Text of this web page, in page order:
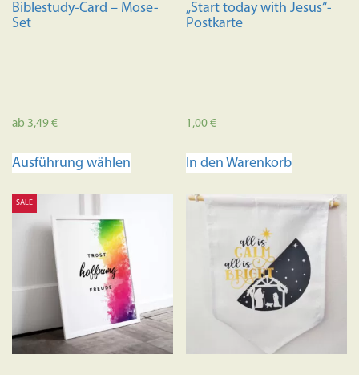
Biblestudy-Card – Mose-
Set
ab 3,49€
Ausführung wählen
Die
Optionen
können
auf
der
„Start today with Jesus“-
Postkarte
1,00€
In den Warenkorb
SALE